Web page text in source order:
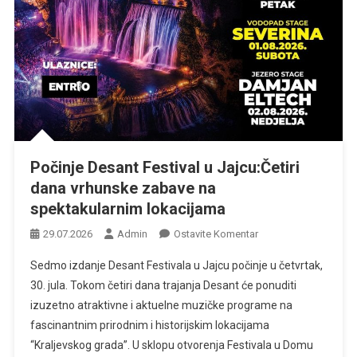
Počinje Desant Festival u Jajcu:Četiri
dana vrhunske zabave na
spektakularnim lokacijama
29.07.2026 Admin Ostavite KomentarNa
Desant
Festival
U
Jajcu:Četiri
Dana
Sedmo izdanje Desant Festivala u Jajcu počinje u četvrtak,
30. jula. Tokom četiri dana trajanja Desant će ponuditi
izuzetno atraktivne i aktuelne muzičke programe na
fascinantnim prirodnim i historijskim lokacijama
“Kraljevskog grada”. U sklopu otvorenja Festivala u Domu